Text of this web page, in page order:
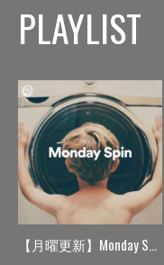
PLAYLIST
【月曜更新】Monday Spin